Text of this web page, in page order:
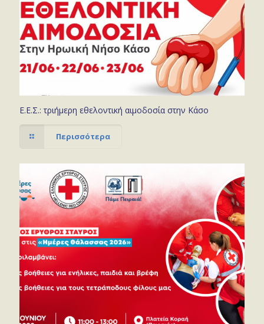
Ε.Ε.Σ.: τριήμερη εθελοντική αιμοδοσία στην Κάσο
Περισσότερα